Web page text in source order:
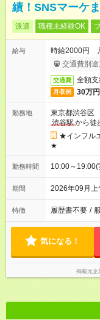
績！SNSマーケ
派遣 職種未経験OK
給与
時給2000円
交通費別途
交通費 全額
月収例 30万
勤務地
東京都渋谷区
渋谷駅から徒
★インフル
★
勤務時間 10:00～
期間 2026年09月
特徴 履歴書不要 /
気になる！
掲載元企